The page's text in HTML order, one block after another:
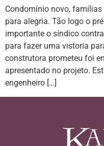
Condomínio novo,
para alegria. Tão logo o
importante o síndico
para fazer uma vistoria
construtora prometeu foi
apresentado no projeto.
engenheiro […]